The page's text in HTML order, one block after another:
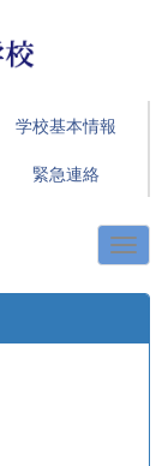
学校基本情報
緊急連絡